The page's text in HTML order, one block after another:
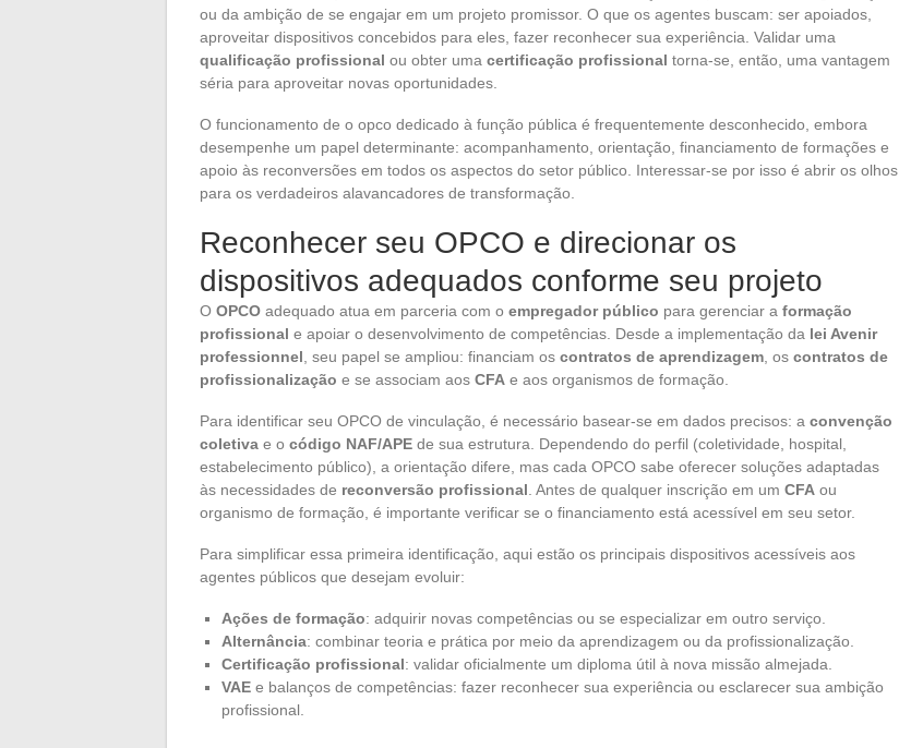
ou da ambição de se engajar em um projeto promissor. O que os agentes buscam: ser apoiados,
aproveitar dispositivos concebidos para eles, fazer reconhecer sua experiência. Validar uma
qualificação profissional ou obter uma certificação profissional torna-se, então, uma vantagem
séria para aproveitar novas oportunidades.
O funcionamento de o opco dedicado à função pública é frequentemente desconhecido, embora
desempenhe um papel determinante: acompanhamento, orientação, financiamento de formações e
apoio às reconversões em todos os aspectos do setor público. Interessar-se por isso é abrir os olhos
para os verdadeiros alavancadores de transformação.
Reconhecer seu OPCO e direcionar os
dispositivos adequados conforme seu projeto
O OPCO adequado atua em parceria com o empregador público para gerenciar a formação
profissional e apoiar o desenvolvimento de competências. Desde a implementação da lei Avenir
professionnel , seu papel se ampliou: financiam os contratos de aprendizagem , os contratos de
profissionalização e se associam aos CFA e aos organismos de formação.
Para identificar seu OPCO de vinculação, é necessário basear-se em dados precisos: a convenção
coletiva e o código NAF/APE de sua estrutura. Dependendo do perfil (coletividade, hospital,
estabelecimento público), a orientação difere, mas cada OPCO sabe oferecer soluções adaptadas
às necessidades de reconversão profissional . Antes de qualquer inscrição em um CFA ou
organismo de formação, é importante verificar se o financiamento está acessível em seu setor.
Para simplificar essa primeira identificação, aqui estão os principais dispositivos acessíveis aos
agentes públicos que desejam evoluir:
Ações de formação: adquirir novas competências ou se especializar em outro serviço.
Alternância: combinar teoria e prática por meio da aprendizagem ou da profissionalização.
Certificação profissional: validar oficialmente um diploma útil à nova missão almejada.
VAE e balanços de competências: fazer reconhecer sua experiência ou esclarecer sua ambição
profissional.